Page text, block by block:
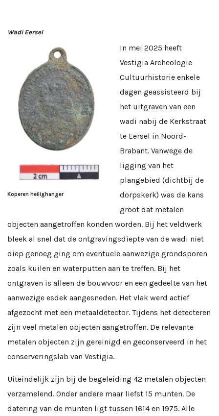
Wadi Eersel
Koperen heilighanger
In mei 2025 heeft
Vestigia Archeologie
Cultuurhistorie enkele
dagen geassisteerd bij
het uitgraven van een
wadi nabij de Kerkstraat
te Eersel in Noord-
Brabant. Vanwege de
ligging van het
plangebied (dichtbij de
dorpskerk) was de kans
groot dat metalen
objecten aangetroffen konden worden. Bij het veldwerk
bleek al snel dat de ontgravingsdiepte van de wadi niet
diep genoeg ging om eventuele aanwezige grondsporen
zoals kuilen en waterputten aan te treffen. Bij het
ontgraven is alleen de bouwvoor en een gedeelte van het
aanwezige esdek aangesneden. Het vlak werd actief
afgezocht met een metaaldetector. Tijdens het detecteren
zijn veel metalen objecten aangetroffen. De relevante
metalen objecten zijn gereinigd en geconserveerd in het
conserveringslab van Vestigia.
Uiteindelijk zijn bij de begeleiding 42 metalen objecten
verzamelend. Onder andere maar liefst 15 munten. De
datering van de munten ligt tussen 1614 en 1975. Alle